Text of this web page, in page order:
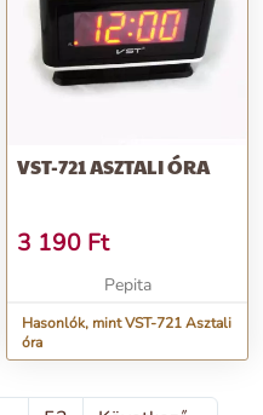
VST-721 ASZTALI ÓRA
3 190 Ft
Pepita
Hasonlók, mint VST-721 Asztali
óra